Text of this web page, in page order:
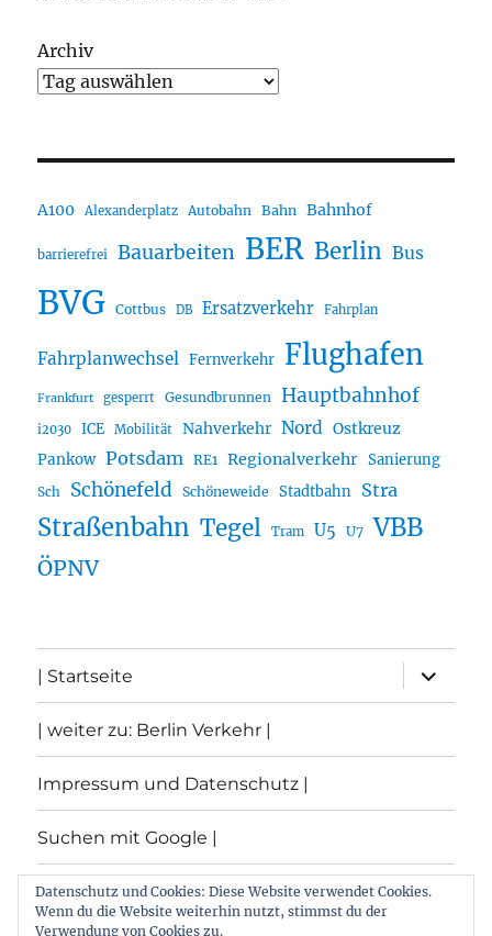
Archiv
A100 Alexanderplatz Autobahn Bahn Bahnhof
barrierefrei Bauarbeiten BER Berlin Bus
BVG Cottbus DB Ersatzverkehr Fahrplan
Fahrplanwechsel Fernverkehr Flughafen
Frankfurt gesperrt Gesundbrunnen Hauptbahnhof
i2030 ICE Mobilität Nahverkehr Nord Ostkreuz
Pankow Potsdam RE1 Regionalverkehr Sanierung
Sch Schönefeld Schöneweide Stadtbahn Stra
Straßenbahn Tegel Tram U5 U7 VBB
ÖPNV
| Startseite
öffnen
| weiter zu: Berlin Verkehr |
Impressum und Datenschutz |
Suchen mit Google |
Themen
Datenschutz und Cookies: Diese Website verwendet Cookies.
Wenn du die Website weiterhin nutzt, stimmst du der
Verwendung von Cookies zu.